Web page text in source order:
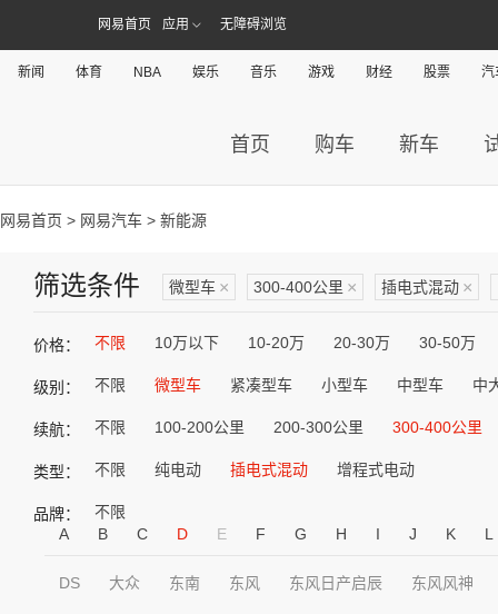
网易首页 应用 无障碍浏览
新闻 体育 NBA 娱乐 音乐 游戏 财经 股票 汽
首页 购车 新车
网易首页 > 网易汽车 > 新能源
筛选条件 微型车 × 300-400公里 × 插电式混动 ×
价格： 不限 10万以下 10-20万 20-30万 30-50万
级别： 不限 微型车 紧凑型车 小型车 中型车 中
续航： 不限 100-200公里 200-300公里 300-400公里
类型： 不限 纯电动 插电式混动 增程式电动
品牌：
不限
A
B C D E F G H I J K L
DS 大众 东南 东风 东风日产启辰 东风风神